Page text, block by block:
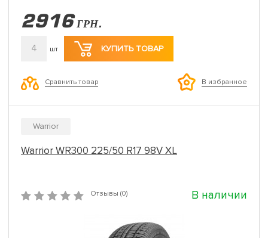
2916 ГРН.
4 шт КУПИТЬ ТОВАР
Сравнить товар В избранное
Warrior
Warrior WR300 225/50 R17 98V XL
Отзывы (0) В наличии